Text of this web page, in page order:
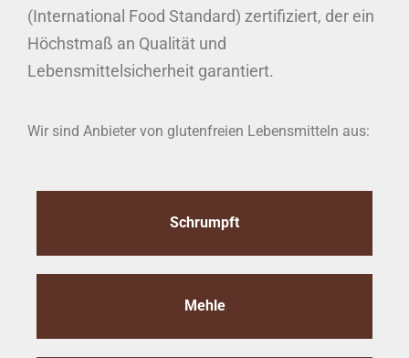
(International Food Standard) zertifiziert, der ein
Höchstmaß an Qualität und
Lebensmittelsicherheit garantiert.
Wir sind Anbieter von glutenfreien Lebensmitteln aus:
Schrumpft
Mehle